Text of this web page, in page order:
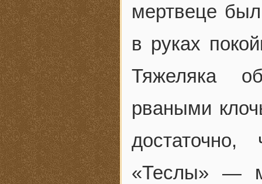
мертвеце
в руках
Тяжеляка
рваными
«Теслы» —